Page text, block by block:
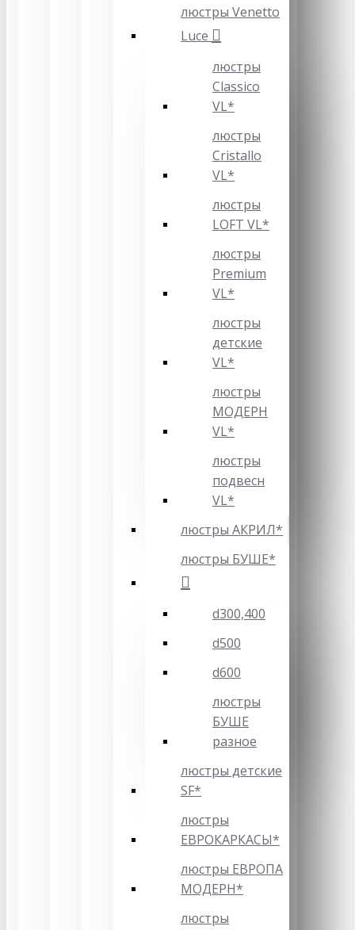
люстры Venetto
Luce
люстры
Classico
VL*
люстры
Cristallo
VL*
люстры
LOFT VL*
люстры
Premium
VL*
люстры
детские
VL*
люстры
МОДЕРН
VL*
люстры
подвесн
VL*
люстры АКРИЛ*
люстры БУШЕ*
d300,400
d500
d600
люстры
БУШЕ
разное
люстры детские
SF*
люстры
ЕВРОКАРКАСЫ*
люстры ЕВРОПА
МОДЕРН*
люстры